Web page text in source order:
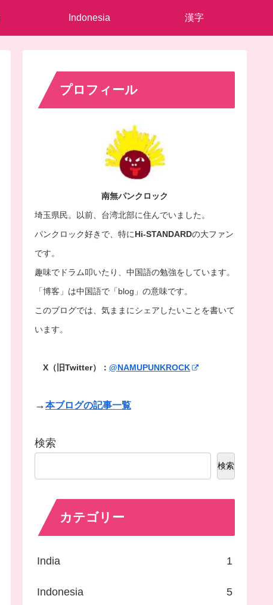
Indonesia 漢字
プロフィール
南無パンクロック
埼玉県民。以前、 台湾北部に住んでいました。
パンクロック好きで、特にHi-STANDARDの大ファン
です。
趣味でドラム叩いたり、中国語の勉強をしています。
「博客」は中国語で「blog」の意味です。
このブログでは、気ままにシェアしたいことを書いて
います。
X（旧Twitter）： @NAMUPUNKROCK
→本ブログの記事一覧
検索
検索
カテゴリー
India 1
Indonesia 5